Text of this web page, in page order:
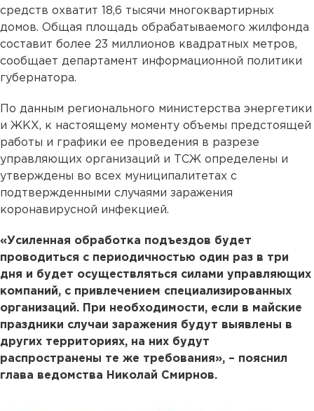
средств охватит 18,6 тысячи многоквартирных
домов. Общая площадь обрабатываемого жилфонда
составит более 23 миллионов квадратных метров,
сообщает департамент информационной политики
губернатора.
По данным регионального министерства энергетики
и ЖКХ, к настоящему моменту объемы предстоящей
работы и графики ее проведения в разрезе
управляющих организаций и ТСЖ определены и
утверждены во всех муниципалитетах с
подтвержденными случаями заражения
коронавирусной инфекцией.
«Усиленная обработка подъездов будет
проводиться с периодичностью один раз в три
дня и будет осуществляться силами управляющих
компаний, с привлечением специализированных
организаций. При необходимости, если в майские
праздники случаи заражения будут выявлены в
других территориях, на них будут
распространены те же требования», – пояснил
глава ведомства Николай Смирнов.